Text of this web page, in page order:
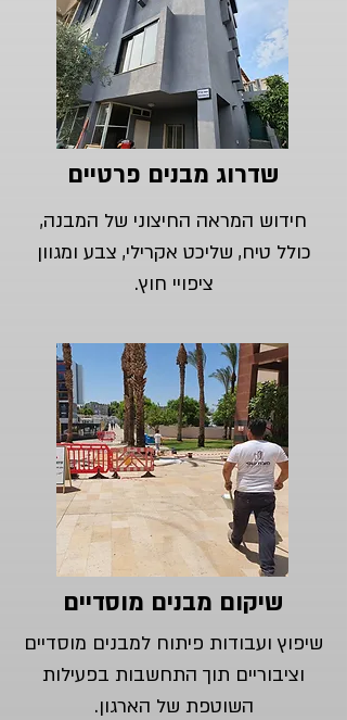
שדרוג מבנים פרטיים
חידוש המראה החיצוני של המבנה,
כולל טיח, שליכט אקרילי, צבע ומגוון
ציפויי חוץ.
שיקום מבנים מוסדיים
שיפוץ ועבודות פיתוח למבנים מוסדיים
וציבוריים תוך התחשבות בפעילות
השוטפת של הארגון.